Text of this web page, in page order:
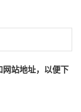
站地址，以便下